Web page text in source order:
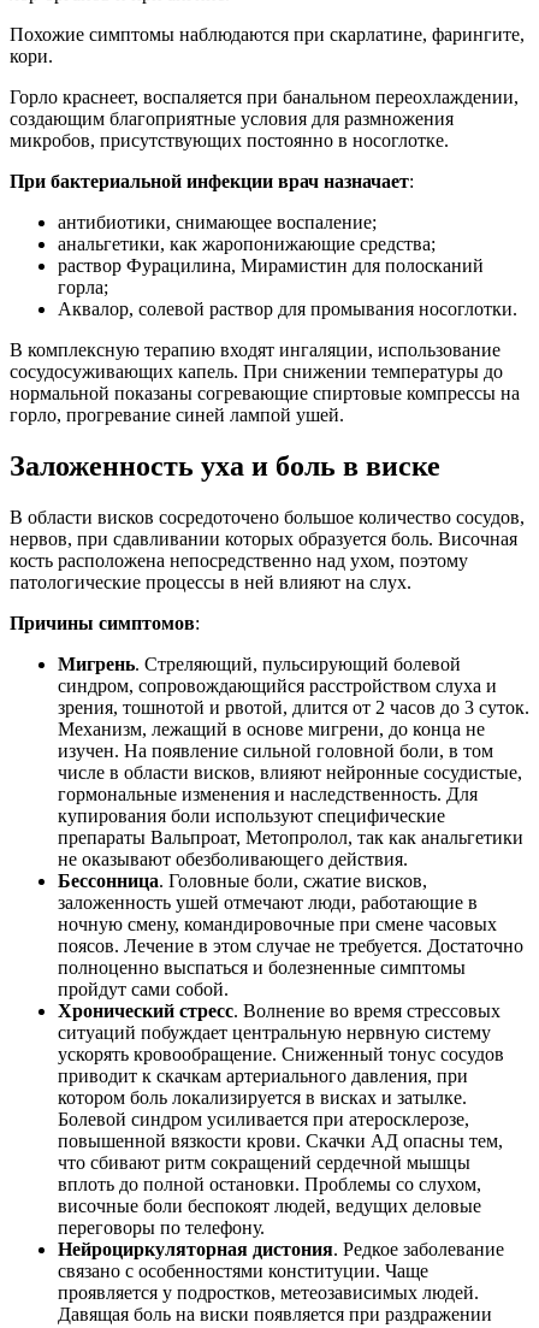
Похожие симптомы наблюдаются при скарлатине, фарингите,
кори.
Горло краснеет, воспаляется при банальном переохлаждении,
создающим благоприятные условия для размножения
микробов, присутствующих постоянно в носоглотке.
При бактериальной инфекции врач назначает:
антибиотики, снимающее воспаление;
анальгетики, как жаропонижающие средства;
раствор Фурацилина, Мирамистин для полосканий
горла;
Аквалор, солевой раствор для промывания носоглотки.
В комплексную терапию входят ингаляции, использование
сосудосуживающих капель. При снижении температуры до
нормальной показаны согревающие спиртовые компрессы на
горло, прогревание синей лампой ушей.
Заложенность уха и боль в виске
В области висков сосредоточено большое количество сосудов,
нервов, при сдавливании которых образуется боль. Височная
кость расположена непосредственно над ухом, поэтому
патологические процессы в ней влияют на слух.
Причины симптомов:
Мигрень. Стреляющий, пульсирующий болевой
синдром, сопровождающийся расстройством слуха и
зрения, тошнотой и рвотой, длится от 2 часов до 3 суток.
Механизм, лежащий в основе мигрени, до конца не
изучен. На появление сильной головной боли, в том
числе в области висков, влияют нейронные сосудистые,
гормональные изменения и наследственность. Для
купирования боли используют специфические
препараты Вальпроат, Метопролол, так как анальгетики
не оказывают обезболивающего действия.
Бессонница. Головные боли, сжатие висков,
заложенность ушей отмечают люди, работающие в
ночную смену, командировочные при смене часовых
поясов. Лечение в этом случае не требуется. Достаточно
полноценно выспаться и болезненные симптомы
пройдут сами собой.
Хронический стресс. Волнение во время стрессовых
ситуаций побуждает центральную нервную систему
ускорять кровообращение. Сниженный тонус сосудов
приводит к скачкам артериального давления, при
котором боль локализируется в висках и затылке.
Болевой синдром усиливается при атеросклерозе,
повышенной вязкости крови. Скачки АД опасны тем,
что сбивают ритм сокращений сердечной мышцы
вплоть до полной остановки. Проблемы со слухом,
височные боли беспокоят людей, ведущих деловые
переговоры по телефону.
Нейроциркуляторная дистония. Редкое заболевание
связано с особенностями конституции. Чаще
проявляется у подростков, метеозависимых людей.
Давящая боль на виски появляется при раздражении